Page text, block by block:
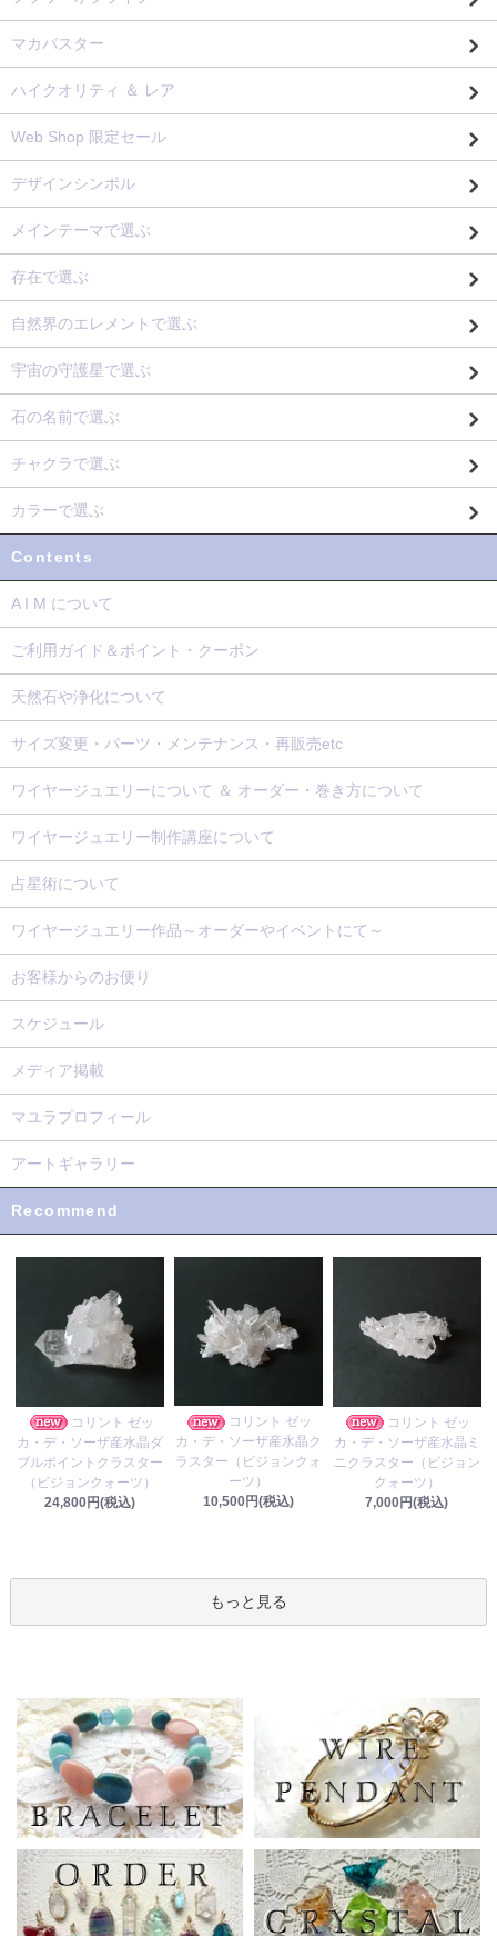
マカバスター
ハイクオリティ ＆ レア
Web Shop 限定セール
デザインシンボル
メインテーマで選ぶ
存在で選ぶ
自然界のエレメントで選ぶ
宇宙の守護星で選ぶ
石の名前で選ぶ
チャクラで選ぶ
カラーで選ぶ
Contents
A I M について
ご利用ガイド＆ポイント・クーポン
天然石や浄化について
サイズ変更・パーツ・メンテナンス・再販売etc
ワイヤージュエリーについて ＆ オーダー・巻き方について
ワイヤージュエリー制作講座について
占星術について
ワイヤージュエリー作品～オーダーやイベントにて～
お客様からのお便り
スケジュール
メディア掲載
マユラプロフィール
アートギャラリー
Recommend
コリント ゼッ
カ・デ・ソーザ産水晶ダ
ブルポイントクラスター
（ビジョンクォーツ）
24,800円(税込)
コリント ゼッ
カ・デ・ソーザ産水晶ク
ラスター（ビジョンクォ
ーツ）
10,500円(税込)
コリント ゼッ
カ・デ・ソーザ産水晶ミ
ニクラスター（ビジョン
クォーツ）
7,000円(税込)
もっと見る